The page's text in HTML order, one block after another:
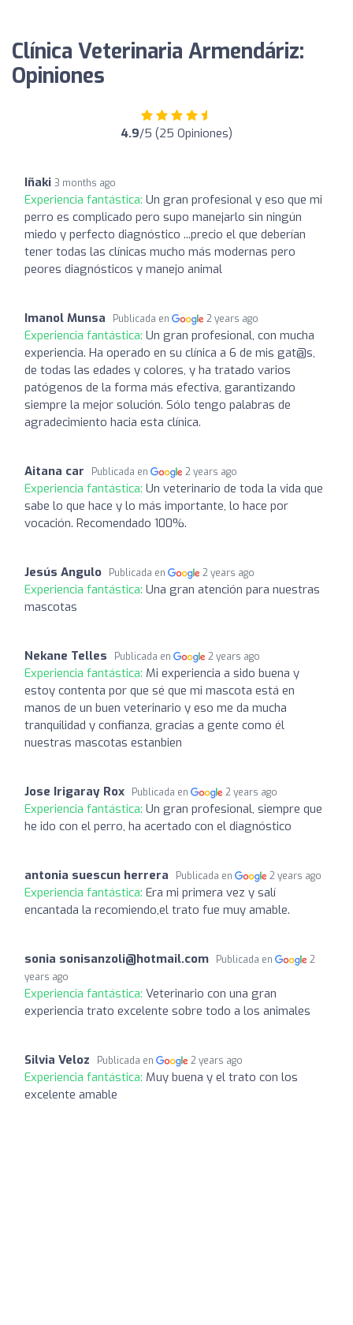
Clínica Veterinaria Armendáriz:
Opiniones
4.9/5 (25 Opiniones)
Iñaki 3 months ago
Experiencia fantástica: Un gran profesional y eso que mi
perro es complicado pero supo manejarlo sin ningún
miedo y perfecto diagnóstico ...precio el que deberían
tener todas las clínicas mucho más modernas pero
peores diagnósticos y manejo animal
Imanol Munsa Publicada en 2 years ago
Experiencia fantástica: Un gran profesional, con mucha
experiencia. Ha operado en su clínica a 6 de mis gat@s,
de todas las edades y colores, y ha tratado varios
patógenos de la forma más efectiva, garantizando
siempre la mejor solución. Sólo tengo palabras de
agradecimiento hacia esta clínica.
Aitana car Publicada en 2 years ago
Experiencia fantástica: Un veterinario de toda la vida que
sabe lo que hace y lo más importante, lo hace por
vocación. Recomendado 100%.
Jesús Angulo Publicada en 2 years ago
Experiencia fantástica: Una gran atención para nuestras
mascotas
Nekane Telles Publicada en 2 years ago
Experiencia fantástica: Mi experiencia a sido buena y
estoy contenta por que sé que mi mascota está en
manos de un buen veterinario y eso me da mucha
tranquilidad y confianza, gracias a gente como él
nuestras mascotas estanbien
Jose Irigaray Rox Publicada en 2 years ago
Experiencia fantástica: Un gran profesional, siempre que
he ido con el perro, ha acertado con el diagnóstico
antonia suescun herrera Publicada en 2 years ago
Experiencia fantástica: Era mi primera vez y salí
encantada la recomiendo,el trato fue muy amable.
sonia sonisanzoli@hotmail.com Publicada en
2
years ago
Experiencia fantástica: Veterinario con una gran
experiencia trato excelente sobre todo a los animales
Silvia Veloz Publicada en 2 years ago
Experiencia fantástica: Muy buena y el trato con los
excelente amable